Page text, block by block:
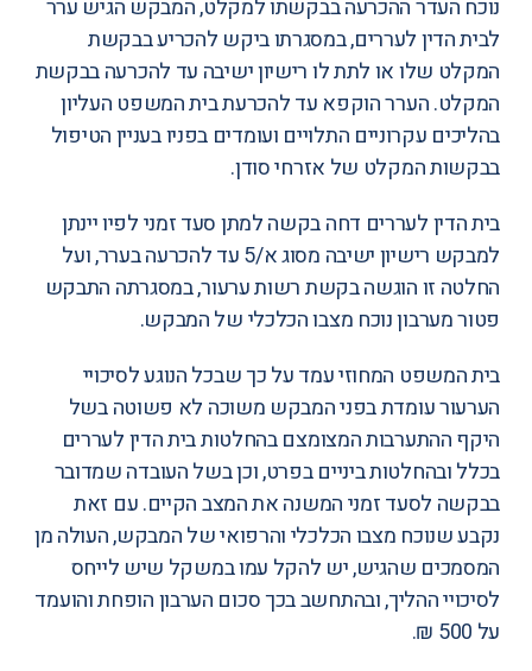
נוכח העדר ההכרעה בבקשתו למקלט, המבקש הגיש ערר
לבית הדין לעררים, במסגרתו ביקש להכריע בבקשת
המקלט שלו או לתת לו רישיון ישיבה עד להכרעה בבקשת
המקלט. הערר הוקפא עד להכרעת בית המשפט העליון
בהליכים עקרוניים התלויים ועומדים בפניו בעניין הטיפול
בבקשות המקלט של אזרחי סודן.
בית הדין לעררים דחה בקשה למתן סעד זמני לפיו יינתן
למבקש רישיון ישיבה מסוג א/5 עד להכרעה בערר, ועל
החלטה זו הוגשה בקשת רשות ערעור, במסגרתה התבקש
פטור מערבון נוכח מצבו הכלכלי של המבקש.
בית המשפט המחוזי עמד על כך שבכל הנוגע לסיכויי
הערעור עומדת בפני המבקש משוכה לא פשוטה בשל
היקף ההתערבות המצומצם בהחלטות בית הדין לעררים
בכלל ובהחלטות ביניים בפרט, וכן בשל העובדה שמדובר
בבקשה לסעד זמני המשנה את המצב הקיים. עם זאת
נקבע שנוכח מצבו הכלכלי והרפואי של המבקש, העולה מן
המסמכים שהגיש, יש להקל עמו במשקל שיש לייחס
לסיכויי ההליך, ובהתחשב בכך סכום הערבון הופחת והועמד
על 500 ₪.